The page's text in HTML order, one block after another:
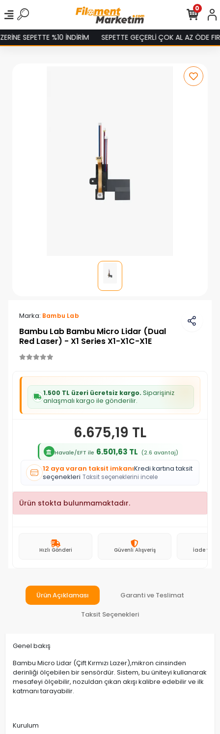
SEPETTE %10 İNDİRİM SEPETTE GEÇERLİ ÇOK AL AZ ÖDE
0
Marka: Bambu Lab
Bambu Lab Bambu Micro Lidar (Dual
Red Laser) - X1 Series X1-X1C-X1E
1.500 TL üzeri ücretsiz kargo. Siparişiniz
anlaşmalı kargo ile gönderilir.
6.675,19 TL
Havale/EFT ile 6.501,63 TL (2.6 avantaj)
12 aya varan taksit imkanıKredi kartına taksit
seçenekleri Taksit seçeneklerini incele
Ürün stokta bulunmamaktadır.
Hızlı Gönderi Güvenli Alışveriş İade ve
Ürün Açıklaması Garanti ve Teslimat
Taksit Seçenekleri
Genel bakış
Bambu Micro Lidar (Çift Kırmızı Lazer),mikron cinsinden
derinliği ölçebilen bir sensördür. Sistem, bu üniteyi kullanarak
mesafeyi ölçebilir, nozuldan çıkan akışı kalibre edebilir ve ilk
katmanı tarayabilir.
Kurulum